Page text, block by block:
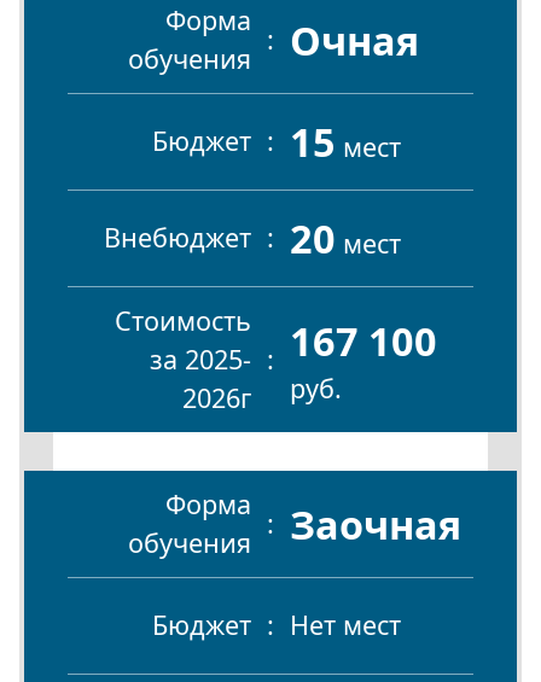
Форма
обучения
Очная
Бюджет 15 мест
Внебюджет 20 мест
Стоимость
за 2025-
2026г
167 100
руб.
Форма
обучения
Заочная
Бюджет Нет мест